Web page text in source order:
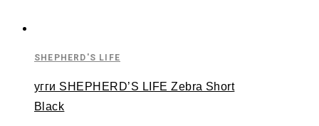
SHEPHERD'S LIFE
угги SHEPHERD’S LIFE Zebra Short
Black